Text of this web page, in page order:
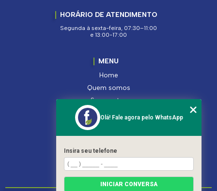
HORÁRIO DE ATENDIMENTO
Segunda à sexta-feira, 07:30–11:00
e 13:00-17:00
MENU
Home
Quem somos
Segmentos
Serviços
Produtos
Contato
Categorias
Mapa do site
Olá! Fale agora pelo WhatsApp
Insira seu telefone
INICIAR CONVERSA